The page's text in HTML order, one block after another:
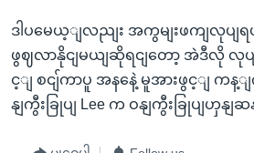
ဒါပမေယ့ျလညျး အကွမျးဖကျလုပျ
ဖွဈလာနိုငျမယျဆိုရငျတော့ အဲဒီလို လုပ
င့ျ စငျ်ကာပူ အနနေဲ့ မူအားဖွင့ျ ကန့
နျကွီးခြုပျ Lee က ဝနျကွီးခြုပျဟှနျ